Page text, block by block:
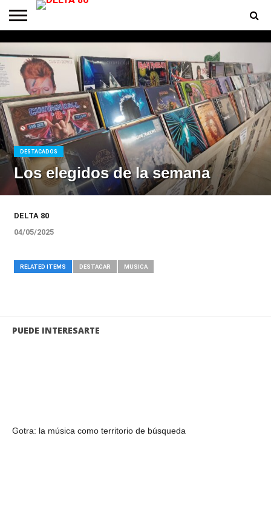
ENTREVISTAS
PREMIOS
PRODUCCIONES
PROGRAMACION
CONTACTO
HOMEPAGE
DESTACADOS
Los elegidos de la semana
DELTA 80
04/05/2025
RELATED ITEMS DESTACAR MUSICA
PUEDE INTERESARTE
Gotra: la música como territorio de búsqueda